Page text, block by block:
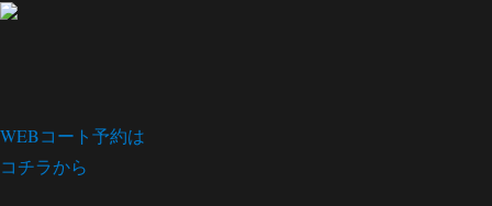
WEBコート予約は
コチラから